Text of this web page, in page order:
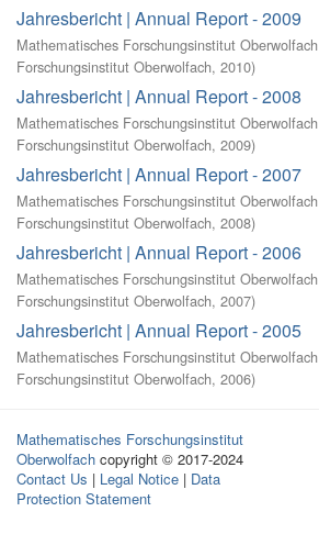
Jahresbericht | Annual Report - 2009
Mathematisches Forschungsinstitut Oberwolfach
Forschungsinstitut Oberwolfach, 2010)
Jahresbericht | Annual Report - 2008
Mathematisches Forschungsinstitut Oberwolfach
Forschungsinstitut Oberwolfach, 2009)
Jahresbericht | Annual Report - 2007
Mathematisches Forschungsinstitut Oberwolfach
Forschungsinstitut Oberwolfach, 2008)
Jahresbericht | Annual Report - 2006
Mathematisches Forschungsinstitut Oberwolfach
Forschungsinstitut Oberwolfach, 2007)
Jahresbericht | Annual Report - 2005
Mathematisches Forschungsinstitut Oberwolfach
Forschungsinstitut Oberwolfach, 2006)
Mathematisches Forschungsinstitut
Oberwolfach copyright © 2017-2024
Contact Us | Legal Notice | Data
Protection Statement